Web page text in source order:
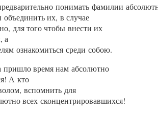
понимать фамилии
объединить их, в случае
для того чтобы внести их
а
ознакомиться среди собою.
время нам абсолютно
А кто
вспомнить для
всех сконцентрировавшихся!